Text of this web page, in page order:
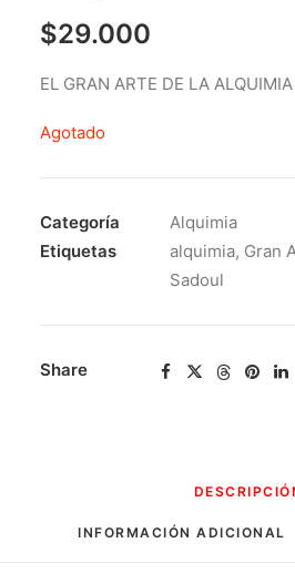
$29.000
EL GRAN ARTE DE LA ALQUIMIA
Agotado
Categoría
Alquimia
Etiquetas
alquimia, Gran
Sadoul
Share
INFORMACIÓN ADICIONAL